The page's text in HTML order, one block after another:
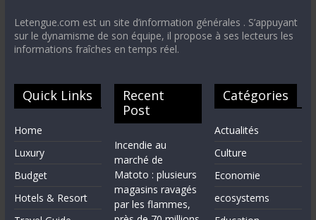
Letengue.com est un site d’information générales . S’appuyant
sur le dynamisme de son équipe, il propose à ses lecteurs les
informations fraîches en temps réel.
Quick Links
Home
Luxury
Budget
Hotels & Resort
Recent
Post
Incendie au
marché de
Matoto : plusieurs
magasins ravagés
par les flammes,
Catégories
Actualités
Culture
Economie
ecosystems